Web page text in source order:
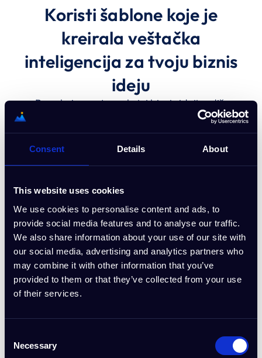
Consent Details About
This website uses cookies
We use cookies to personalise content and ads, to
provide social media features and to analyse our traffic.
We also share information about your use of our site with
our social media, advertising and analytics partners who
may combine it with other information that you’ve
provided to them or that they’ve collected from your use
of their services.
Selection
Necessary
Koristi šablone koje je
kreirala veštačka
inteligencija za tvoju biznis
ideju
Bez obzira na to na kojoj biznis ideji radiš,
šabloni koje je kreirao AI Buddy pomoći će ti
da je razviješ brže. Počni sa unapred
kreiranim šablonom dizajniranim baš za tvoj
Isprobajte